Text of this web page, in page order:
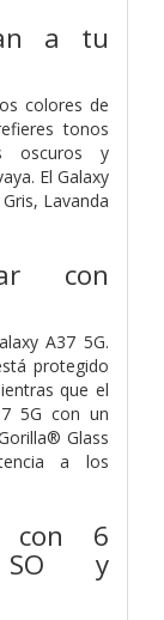
a tu
colores de
tonos
oscuros y
El Galaxy
Lavanda
con
A37 5G.
protegido
que el
5G con un
Glass
a los
con 6
SO y